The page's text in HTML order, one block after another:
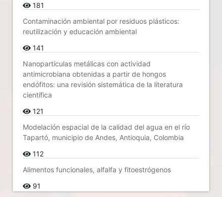
181
Contaminación ambiental por residuos plásticos:
reutilización y educación ambiental
141
Nanopartículas metálicas con actividad
antimicrobiana obtenidas a partir de hongos
endófitos: una revisión sistemática de la literatura
científica
121
Modelación espacial de la calidad del agua en el río
Tapartó, municipio de Andes, Antioquia, Colombia
112
Alimentos funcionales, alfalfa y fitoestrógenos
91